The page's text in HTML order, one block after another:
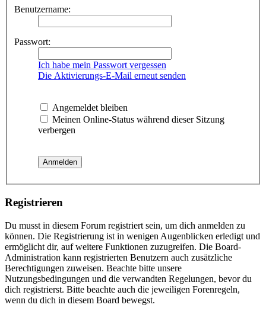
Benutzername:
Passwort:
Ich habe mein Passwort vergessen
Die Aktivierungs-E-Mail erneut senden
Angemeldet bleiben
Meinen Online-Status während dieser Sitzung
verbergen
Registrieren
Du musst in diesem Forum registriert sein, um dich anmelden zu
können. Die Registrierung ist in wenigen Augenblicken erledigt und
ermöglicht dir, auf weitere Funktionen zuzugreifen. Die Board-
Administration kann registrierten Benutzern auch zusätzliche
Berechtigungen zuweisen. Beachte bitte unsere
Nutzungsbedingungen und die verwandten Regelungen, bevor du
dich registrierst. Bitte beachte auch die jeweiligen Forenregeln,
wenn du dich in diesem Board bewegst.